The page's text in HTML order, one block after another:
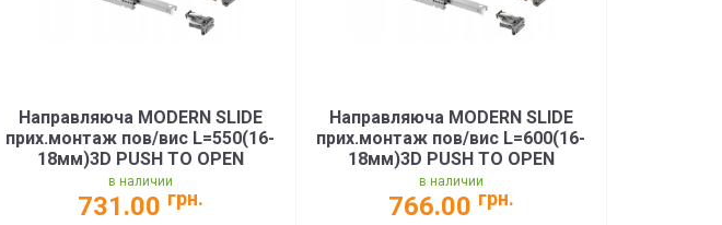
Направляюча MODERN SLIDE
прих.монтаж пов/вис L=550(16-
18мм)3D PUSH TO OPEN
35кг(PB-3D0FPO18-550-PRO)
в наличии
731.00 грн.
Направляюча MODERN SLIDE
прих.монтаж пов/вис L=600(16-
18мм)3D PUSH TO OPEN
35кг(PB-3D0FPO18-600-PRO)
в наличии
766.00 грн.